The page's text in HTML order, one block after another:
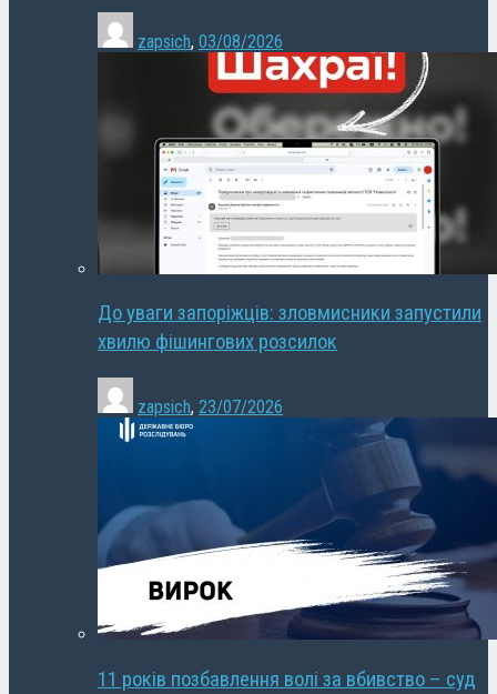
zapsich, 03/08/2026
До уваги запоріжців: зловмисники запустили
хвилю фішингових розсилок
zapsich, 23/07/2026
11 років позбавлення волі за вбивство – суд